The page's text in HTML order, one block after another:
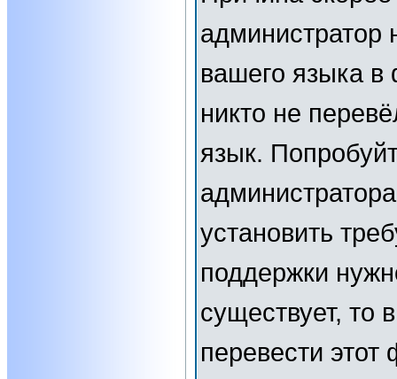
администратор
вашего языка
никто не
язык.
установить
поддержки
существует, то
перевести